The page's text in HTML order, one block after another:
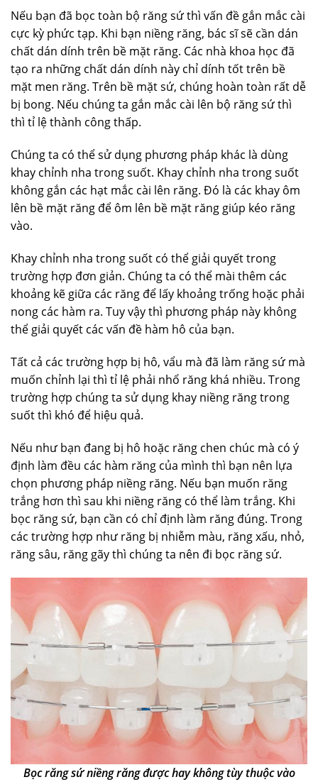
Nếu bạn đã bọc toàn bộ răng sứ thì vấn đề gắn mắc cài
cực kỳ phức tạp. Khi bạn niềng răng, bác sĩ sẽ cần dán
chất dán dính trên bề mặt răng. Các nhà khoa học đã
tạo ra những chất dán dính này chỉ dính tốt trên bề
mặt men răng. Trên bề mặt sứ, chúng hoàn toàn rất dễ
bị bong. Nếu chúng ta gắn mắc cài lên bộ răng sứ thì
thì tỉ lệ thành công thấp.
Chúng ta có thể sử dụng phương pháp khác là dùng
khay chỉnh nha trong suốt. Khay chỉnh nha trong suốt
không gắn các hạt mắc cài lên răng. Đó là các khay ôm
lên bề mặt răng để ôm lên bề mặt răng giúp kéo răng
vào.
Khay chỉnh nha trong suốt có thể giải quyết trong
trường hợp đơn giản. Chúng ta có thể mài thêm các
khoảng kẽ giữa các răng để lấy khoảng trống hoặc phải
nong các hàm ra. Tuy vậy thì phương pháp này không
thể giải quyết các vấn đề hàm hô của bạn.
Tất cả các trường hợp bị hô, vẩu mà đã làm răng sứ mà
muốn chỉnh lại thì tỉ lệ phải nhổ răng khá nhiều. Trong
trường hợp chúng ta sử dụng khay niềng răng trong
suốt thì khó để hiệu quả.
Nếu như bạn đang bị hô hoặc răng chen chúc mà có ý
định làm đều các hàm răng của mình thì bạn nên lựa
chọn phương pháp niềng răng. Nếu bạn muốn răng
trắng hơn thì sau khi niềng răng có thể làm trắng. Khi
bọc răng sứ, bạn cần có chỉ định làm răng đúng. Trong
các trường hợp như răng bị nhiễm màu, răng xấu, nhỏ,
răng sâu, răng gãy thì chúng ta nên đi bọc răng sứ.
Bọc răng sứ niềng răng được hay không tùy thuộc vào